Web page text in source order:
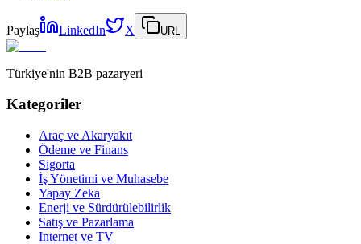
Paylaş LinkedIn X URL
Türkiye'nin B2B pazaryeri
Kategoriler
Araç ve Akaryakıt
Ödeme ve Finans
Sigorta
İş Yönetimi ve Muhasebe
Yapay Zeka
Enerji ve Sürdürülebilirlik
Satış ve Pazarlama
Internet ve TV